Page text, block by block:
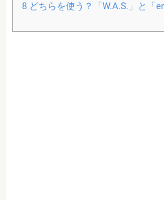
8どちらを使う？「W.A.S.」と「